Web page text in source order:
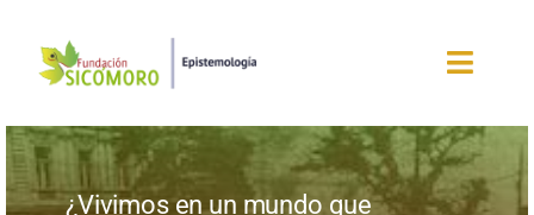
contenido
Inicio
¿Vivimos en un mundo que